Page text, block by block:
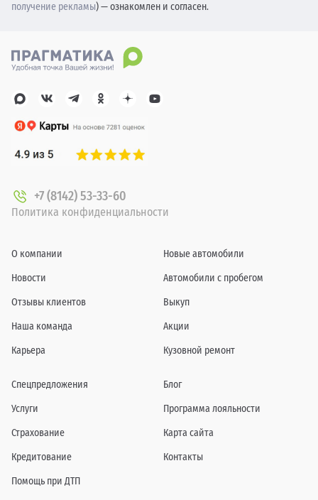
получение рекламы) — ознакомлен и согласен.
+7 (8142) 53-33-60
Политика конфиденциальности
О компании
Новости
Отзывы клиентов
Наша команда
Карьера
Новые автомобили
Автомобили с пробегом
Выкуп
Акции
Кузовной ремонт
Спецпредложения
Услуги
Страхование
Кредитование
Помощь при ДТП
Блог
Программа лояльности
Карта сайта
Контакты